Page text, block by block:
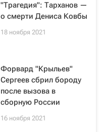
"Трагедия": Тарханов —
о смерти Дениса Ковбы
18 ноября 2021
Форвард "Крыльев"
Сергеев сбрил бороду
после вызова в
сборную России
16 ноября 2021